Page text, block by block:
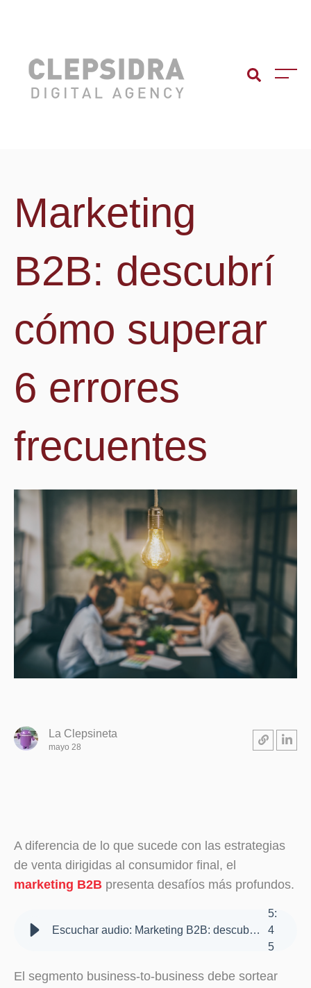
Marketing
B2B: descubrí
cómo superar
6 errores
frecuentes
La Clepsineta
mayo 28
A diferencia de lo que sucede con las estrategias
de venta dirigidas al consumidor final, el
marketing B2B presenta desafíos más profundos.
Escuchar audio: Marketing B2B: descubrí cómo superar 6 errores frecuentes
5:
4
5
El segmento business-to-business debe sortear